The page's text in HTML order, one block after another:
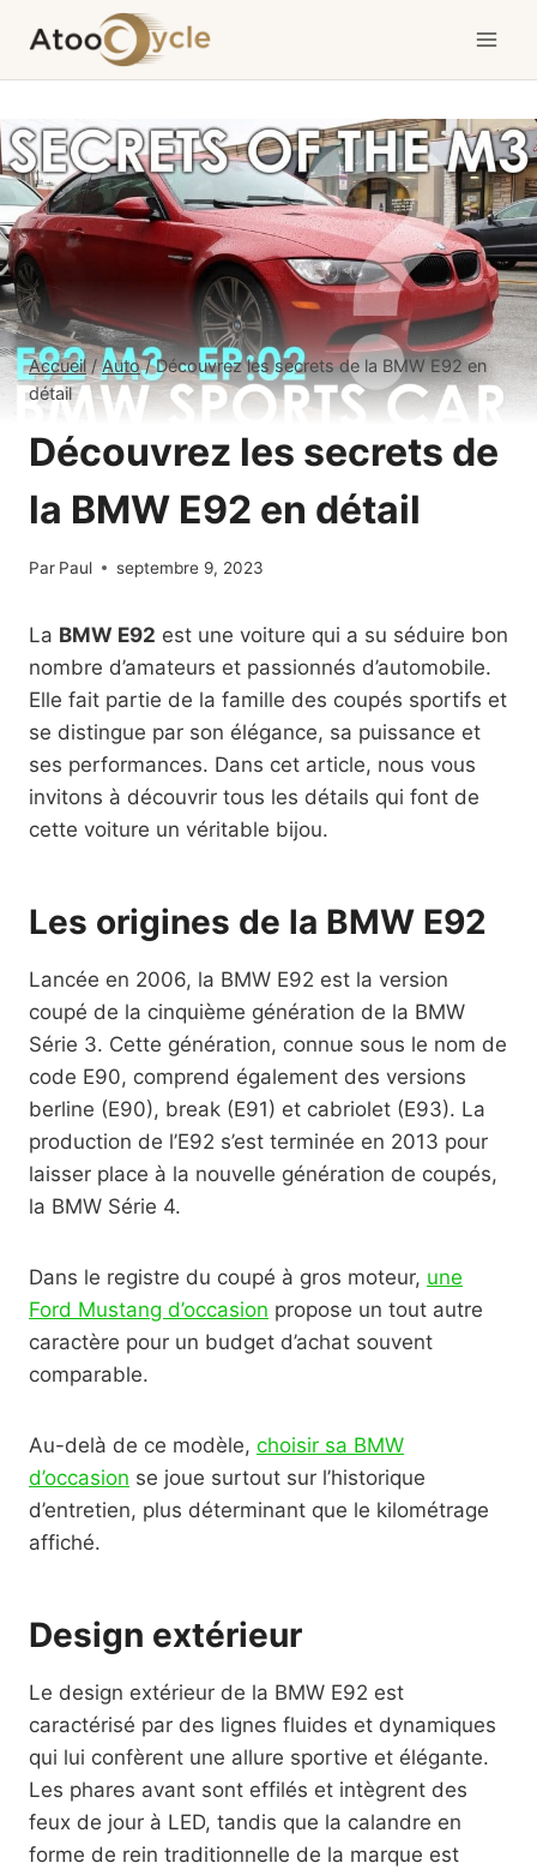
contenu
Accueil / Auto / Découvrez les secrets de la BMW E92 en
détail
Découvrez les secrets de
la BMW E92 en détail
Par Paul septembre 9, 2023
La BMW E92 est une voiture qui a su séduire bon
nombre d’amateurs et passionnés d’automobile.
Elle fait partie de la famille des coupés sportifs et
se distingue par son élégance, sa puissance et
ses performances. Dans cet article, nous vous
invitons à découvrir tous les détails qui font de
cette voiture un véritable bijou.
Les origines de la BMW E92
Lancée en 2006, la BMW E92 est la version
coupé de la cinquième génération de la BMW
Série 3. Cette génération, connue sous le nom de
code E90, comprend également des versions
berline (E90), break (E91) et cabriolet (E93). La
production de l’E92 s’est terminée en 2013 pour
laisser place à la nouvelle génération de coupés,
la BMW Série 4.
Dans le registre du coupé à gros moteur, une
Ford Mustang d’occasion propose un tout autre
caractère pour un budget d’achat souvent
comparable.
Au-delà de ce modèle, choisir sa BMW
d’occasion se joue surtout sur l’historique
d’entretien, plus déterminant que le kilométrage
affiché.
Design extérieur
Le design extérieur de la BMW E92 est
caractérisé par des lignes fluides et dynamiques
qui lui confèrent une allure sportive et élégante.
Les phares avant sont effilés et intègrent des
feux de jour à LED, tandis que la calandre en
forme de rein traditionnelle de la marque est